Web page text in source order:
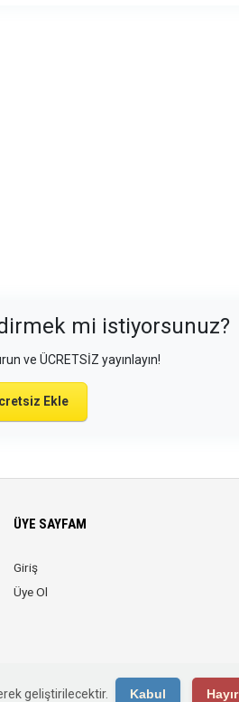
mi istiyorsunuz?
ve ÜCRETSİZ yayınlayın!
Ekle
ÜYE SAYFAM
Giriş
Üye Ol
geliştirilecektir. Kabul Hayır